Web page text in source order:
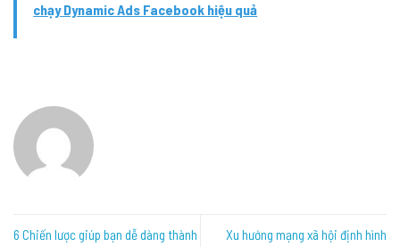
chạy Dynamic Ads Facebook hiệu quả
6 Chiến lược giúp bạn dễ dàng thành
Xu hướng mạng xã hội định hình